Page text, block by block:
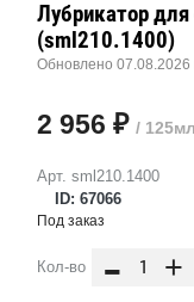
Арт. sml210.1400
ID: 67066
Лубрикатор
(sml210.1400)
Обновлено 07.08.2026
2 956 ₽ /
Под заказ
Кол-во - +